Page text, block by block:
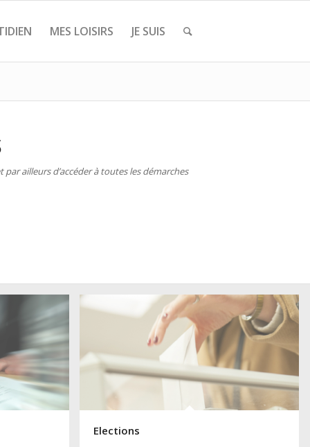
MES LOISIRS JE SUIS
ailleurs d’accéder à toutes les démarches
Elections